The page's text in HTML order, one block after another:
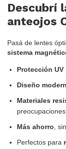
Descubrí
anteojos
Pasá de lentes
sistema
Protección UV
Diseño
Materiales
preocupaciones.
Más ahorro ,
Perfectos para